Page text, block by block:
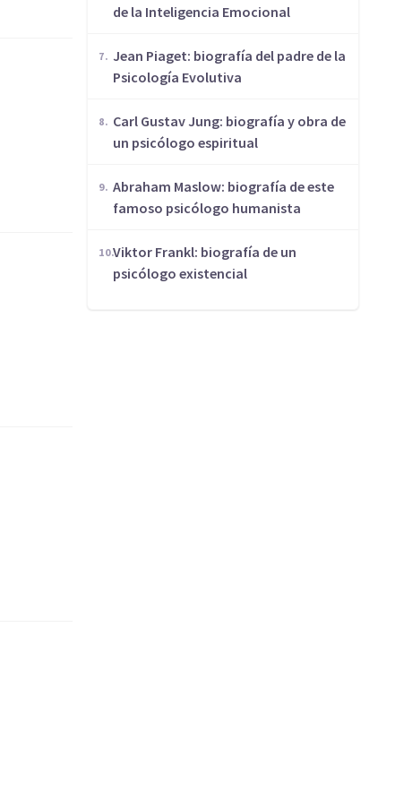
de la Inteligencia Emocional
Jean Piaget: biografía del padre de la
Psicología Evolutiva
​Carl Gustav Jung: biografía y obra de
un psicólogo espiritual
Abraham Maslow: biografía de este
famoso psicólogo humanista
Viktor Frankl: biografía de un
psicólogo existencial